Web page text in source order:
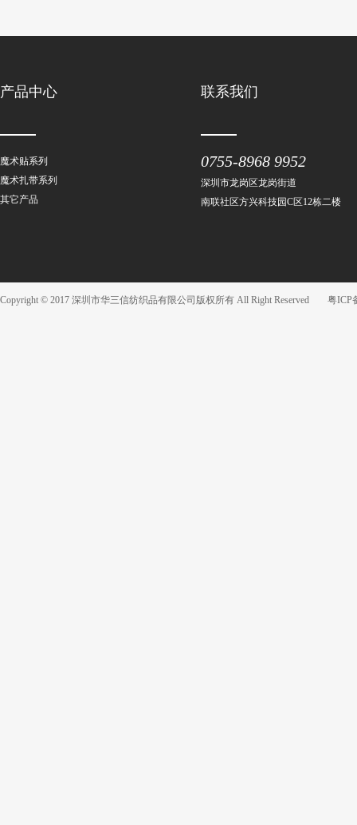
产品中心
魔术贴系列
魔术扎带系列
其它产品
联系我们
0755-8968 9952
深圳市龙岗区龙岗街道
南联社区方兴科技园C区12栋二楼
Copyright © 2017 深圳市华三信纺织品有限公司版权所有 All Right Reserved 粤ICP